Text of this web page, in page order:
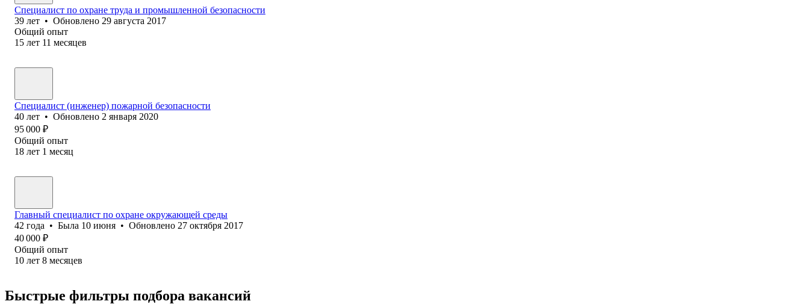
Специалист по охране труда и промышленной безопасности
39 лет • Обновлено 29 августа 2017
Общий опыт
15 лет 11 месяцев
Специалист (инженер) пожарной безопасности
40 лет • Обновлено 2 января 2020
95 000 ₽
Общий опыт
18 лет 1 месяц
Главный специалист по охране окружающей среды
42 года • Была 10 июня • Обновлено 27 октября 2017
40 000 ₽
Общий опыт
10 лет 8 месяцев
Быстрые фильтры подбора вакансий